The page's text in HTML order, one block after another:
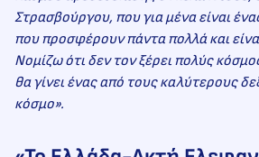
Στρασβούργου, που για μένα είναι
που προσφέρουν πάντα πολλά και
Νομίζω ότι δεν τον ξέρει πολύς
θα γίνει ένας από τους καλύτερους
κόσμο».